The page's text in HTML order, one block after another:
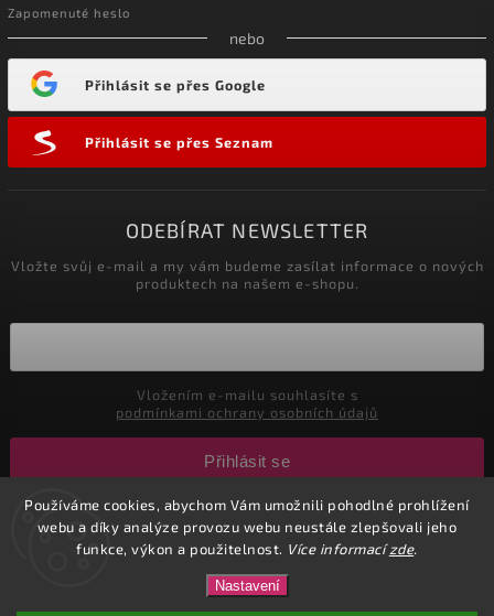
Používáme cookies, abychom Vám umožnili pohodlné prohlížení
webu a díky analýze provozu webu neustále zlepšovali jeho
funkce, výkon a použitelnost. Více informací zde.
Nastavení
Zapomenuté heslo
nebo
Přihlásit se přes Google
Přihlásit se přes Seznam
ODEBÍRAT NEWSLETTER
Vložte svůj e-mail a my vám budeme zasílat informace o nových
produktech na našem e-shopu.
podmínkami ochrany osobních údajů
Přihlásit se
Copyright 2026CuteNails.cz. Všechna práva vyhrazena.
Upravit nastavení cookies
Shoptet| DesignShoptak.cz.